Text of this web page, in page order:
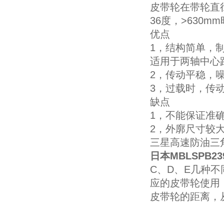
皮带轮在带轮
36度，>630mm
优点
1，结构简单，
适用于两轴中心
2，传动平稳，
3，过载时，传
缺点
1，不能保证准
2，外廓尺寸较
三星高速防油三
日本
C、D、E几种
应的皮带轮使用
皮带轮的距离